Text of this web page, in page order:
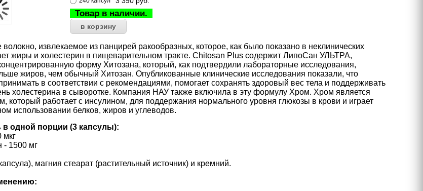
Товар в наличии.
извлекаемое из панцирей ракообразных, которое, как было показано в неклинических
жиры и холестерин в пищеварительном тракте. Chitosan Plus содержит ЛипоСан УЛЬТРА,
форму Хитозана, который, как подтвердили лабораторные исследования,
жиров, чем обычный Хитозан. Опубликованные клинические исследования показали, что
в соответствии с рекомендациями, помогает сохранять здоровый вес тела и поддерживать
холестерина в сыворотке. Компания НАУ также включила в эту формулу Хром. Хром является
который работает с инсулином, для поддержания нормального уровня глюкозы в крови и играет
использовании белков, жиров и углеводов.
в одной порции (3 капсулы):
мкг
- 1500 мг
магния стеарат (растительный источник) и кремний.